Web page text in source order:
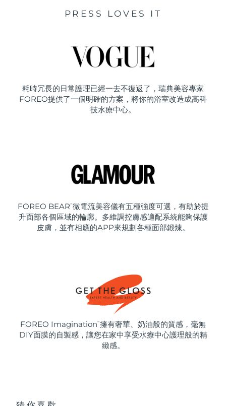
PRESS LOVES IT
耗時冗長的日常護理已經一去不復返了，瑞典美容專家
FOREO提供了一個明確的方案，將你的浴室改造成高科
技水療中心。
FOREO BEAR ™ 微電流美容儀有五種強度可選，有助於提
升面部各個區域的輪廓。多維調控膚感適配系統能夠保護
皮膚，並有相應的APP來規劃各種面部鍛煉。
FOREO Imagination ™ 擁有奢華、奶油般的質感，毫無
DIY面膜的自製感，讓您在家中享受水療中心護理般的精
緻感。